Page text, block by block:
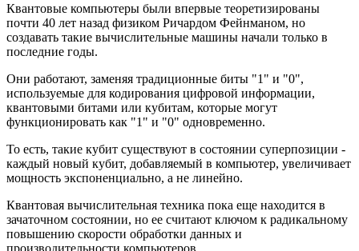
Квантовые компьютеры были впервые теоретизированы
почти 40 лет назад физиком Ричардом Фейнманом, но
создавать такие вычислительные машины начали только в
последние годы.
Они работают, заменяя традиционные биты "1" и "0",
используемые для кодирования цифровой информации,
квантовыми битами или кубитам, которые могут
функционировать как "1" и "0" одновременно.
То есть, такие кубит существуют в состоянии суперпозиции -
каждый новый кубит, добавляемый в компьютер, увеличивает
мощность экспоненциально, а не линейно.
Квантовая вычислительная техника пока еще находится в
зачаточном состоянии, но ее считают ключом к радикальному
повышению скорости обработки данных и
производительности компьютеров.